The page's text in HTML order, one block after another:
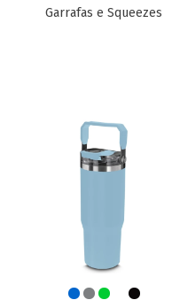
Garrafas e Squeezes